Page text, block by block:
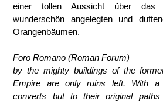
einer tollen Aussicht über das
wunderschön angelegten und
Orangenbäumen.
Foro Romano (Roman Forum)
by the mighty buildings of the
Empire are only ruins left. With a
converts but to their original